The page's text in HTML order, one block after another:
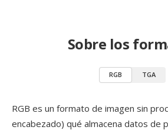
Sobre los
RGB TGA
RGB es un formato de imagen sin
encabezado) qué almacena datos de